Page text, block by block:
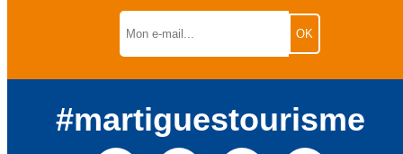
#martiguestourisme